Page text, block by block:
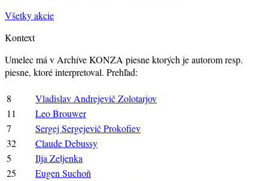
Všetky akcie
Kontext
Umelec má v Archíve KONZA piesne ktorých je autorom resp.
piesne, ktoré interpretoval. Prehľad:
8
Vladislav Andrejevič Zolotarjov
11
Leo Brouwer
7
Sergej Sergejevič Prokofiev
32
Claude Debussy
5
Ilja Zeljenka
25
Eugen Suchoň